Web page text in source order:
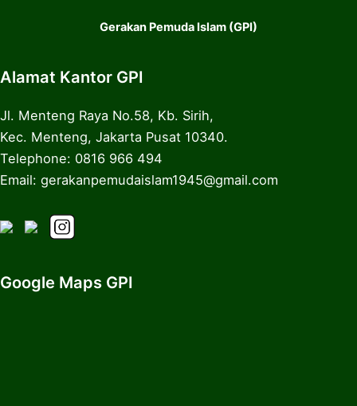
Gerakan Pemuda Islam (GPI)
Alamat Kantor GPI
Jl. Menteng Raya No.58, Kb. Sirih,
Kec. Menteng, Jakarta Pusat 10340.
Telephone: 0816 966 494
Email: gerakanpemudaislam1945@gmail.com
Google Maps GPI